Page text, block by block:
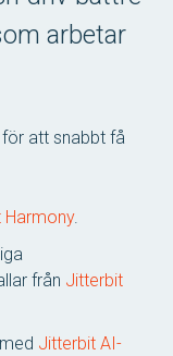
arbetar
att snabbt få
.
från Jitterbit
Jitterbit AI-